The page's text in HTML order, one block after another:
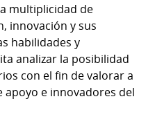
multiplicidad de
innovación y sus
habilidades y
analizar la posibilidad
con el fin de valorar a
apoyo e innovadores del